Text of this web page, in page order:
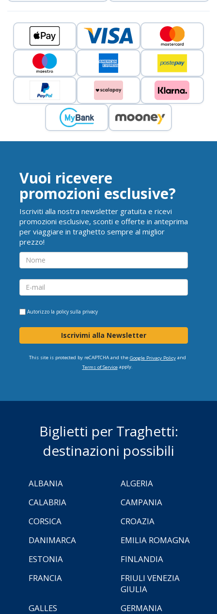
Vuoi ricevere
promozioni esclusive?
Iscriviti alla nostra newsletter gratuita e ricevi
promozioni esclusive, sconti e offerte in anteprima
per viaggiare in traghetto sempre al miglior
prezzo!
Autorizzo la policy sulla privacy
Iscrivimi alla Newsletter
This site is protected by reCAPTCHA and the Google Privacy Policyand
Terms of Serviceapply.
Biglietti per Traghetti:
destinazioni possibili
ALBANIA
ALGERIA
CALABRIA
CAMPANIA
CORSICA
CROAZIA
DANIMARCA
EMILIA ROMAGNA
ESTONIA
FINLANDIA
FRANCIA
FRIULI VENEZIA
GIULIA
GALLES
GERMANIA